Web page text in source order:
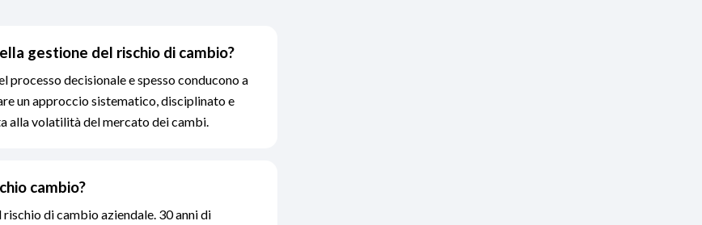
gestione del rischio di cambio?
processo decisionale e spesso conducono a
un approccio sistematico, disciplinato e
alla volatilità del mercato dei cambi.
cambio?
di cambio aziendale. 30 anni di